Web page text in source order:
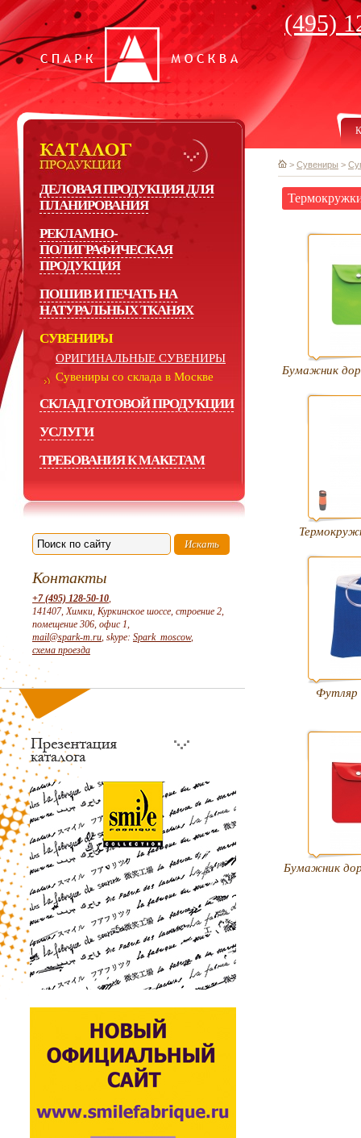
(495)
ДЕЛОВАЯ ПРОДУКЦИЯ ДЛЯ
ПЛАНИРОВАНИЯ
РЕКЛАМНО-
ПОЛИГРАФИЧЕСКАЯ
ПРОДУКЦИЯ
ПОШИВ И ПЕЧАТЬ НА
НАТУРАЛЬНЫХ ТКАНЯХ
СУВЕНИРЫ
ОРИГИНАЛЬНЫЕ СУВЕНИРЫ
Сувениры со склада в Москве
СКЛАД ГОТОВОЙ ПРОДУКЦИИ
УСЛУГИ
ТРЕБОВАНИЯ К МАКЕТАМ
Контакты
+7 (495) 128-50-10,
141407, Химки, Куркинское шоссе, строение 2,
помещение 306, офис 1,
mail@spark-m.ru, skype: Spark_moscow,
схема проезда
> Сувениры >
Бумажник
Футляр
Бумажник